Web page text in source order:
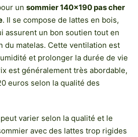
un sommier 140×190 pas cher
. Il se compose de lattes en bois,
assurent un bon soutien tout en
du matelas. Cette ventilation est
et prolonger la durée de vie
est généralement très abordable,
euros selon la qualité des
varier selon la qualité et le
avec des lattes trop rigides